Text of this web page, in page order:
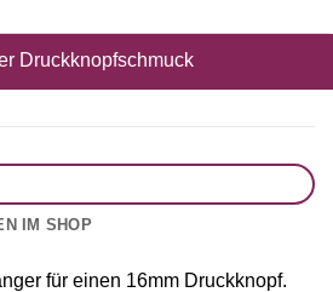
Druckknopfschmuck
IM SHOP
für einen 16mm Druckknopf.